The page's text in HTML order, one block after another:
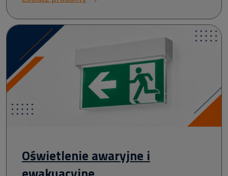
Oświetlenie awaryjne i